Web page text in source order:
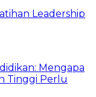
Leadership
Mengapa
Tinggi Perlu